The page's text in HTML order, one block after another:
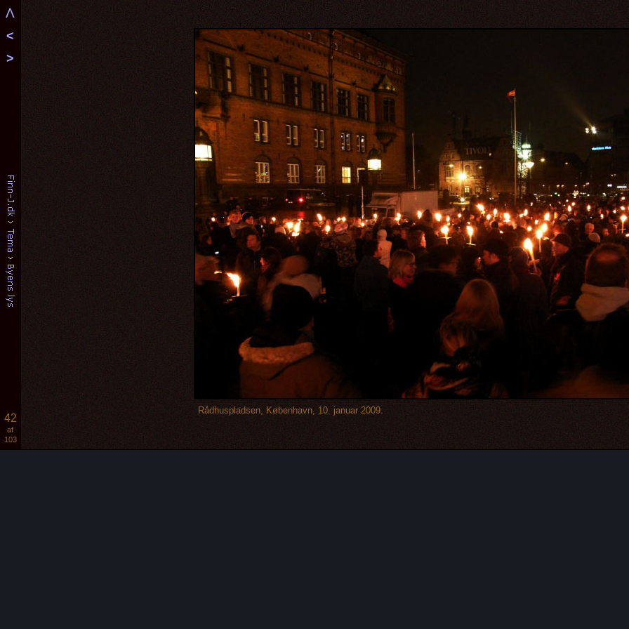
Λ
<
>
42
af
103
Rådhuspladsen, København, 10. januar 2009.